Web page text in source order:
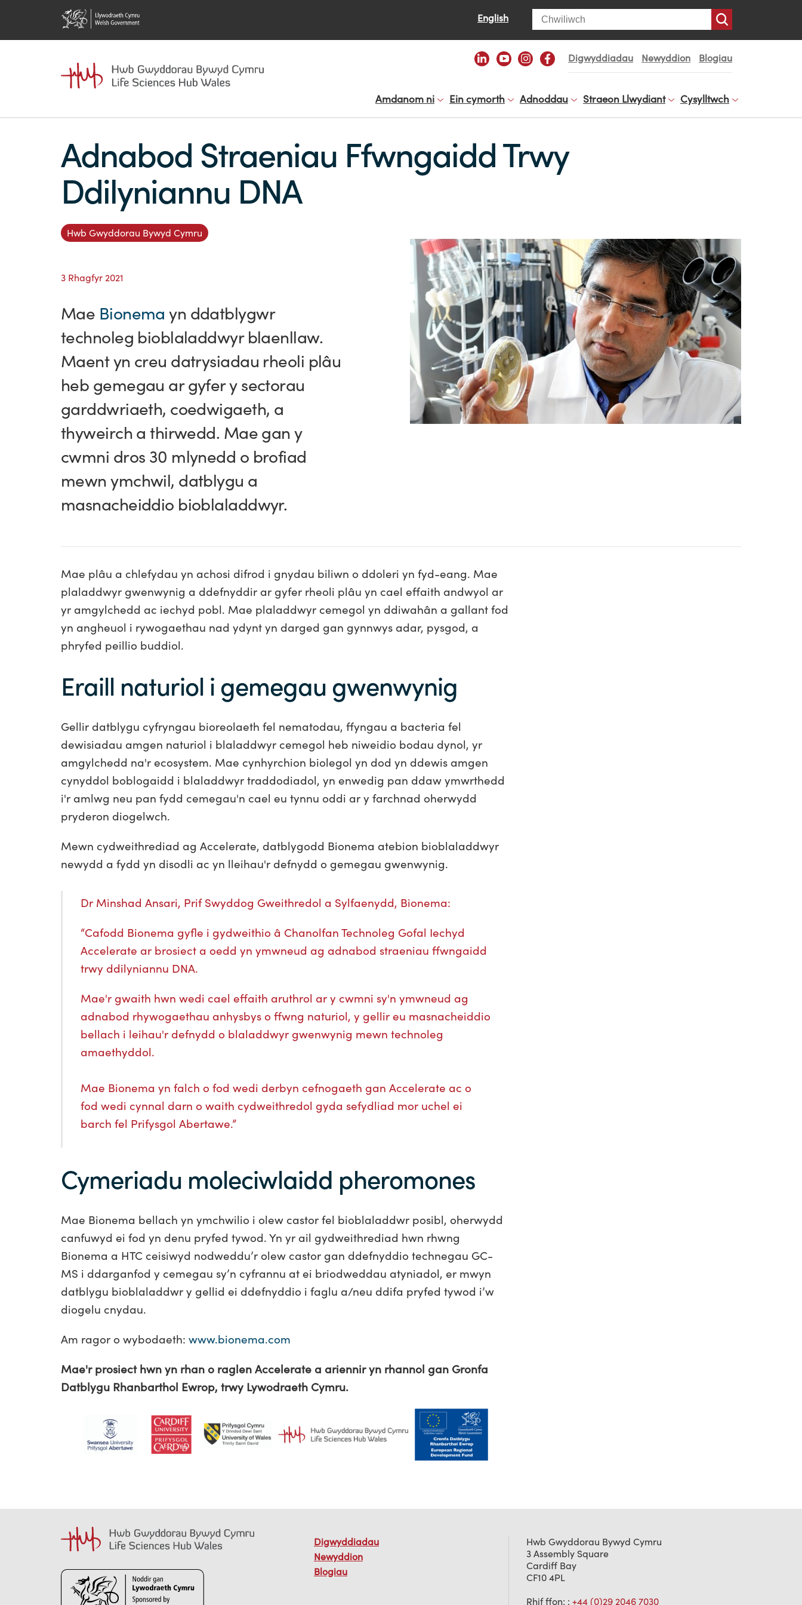
English Search
Digwyddiadau Newyddion Blogiau
Amdanom ni Ein cymorth Adnoddau Straeon Llwydiant Cysylltwch
Adnabod Straeniau Ffwngaidd Trwy
Ddilyniannu DNA
Hwb Gwyddorau Bywyd Cymru
3 Rhagfyr 2021
Mae Bionema yn ddatblygwr
technoleg bioblaladdwyr blaenllaw.
Maent yn creu datrysiadau rheoli plâu
heb gemegau ar gyfer y sectorau
garddwriaeth, coedwigaeth, a
thyweirch a thirwedd. Mae gan y
cwmni dros 30 mlynedd o brofiad
mewn ymchwil, datblygu a
masnacheiddio bioblaladdwyr.
Mae plâu a chlefydau yn achosi difrod i gnydau biliwn o ddoleri yn fyd-eang. Mae
plaladdwyr gwenwynig a ddefnyddir ar gyfer rheoli plâu yn cael effaith andwyol ar
yr amgylchedd ac iechyd pobl. Mae plaladdwyr cemegol yn ddiwahân a gallant fod
yn angheuol i rywogaethau nad ydynt yn darged gan gynnwys adar, pysgod, a
phryfed peillio buddiol.
Eraill naturiol i gemegau gwenwynig
Gellir datblygu cyfryngau bioreolaeth fel nematodau, ffyngau a bacteria fel
dewisiadau amgen naturiol i blaladdwyr cemegol heb niweidio bodau dynol, yr
amgylchedd na'r ecosystem. Mae cynhyrchion biolegol yn dod yn ddewis amgen
cynyddol boblogaidd i blaladdwyr traddodiadol, yn enwedig pan ddaw ymwrthedd
i'r amlwg neu pan fydd cemegau'n cael eu tynnu oddi ar y farchnad oherwydd
pryderon diogelwch.
Mewn cydweithrediad ag Accelerate, datblygodd Bionema atebion bioblaladdwyr
newydd a fydd yn disodli ac yn lleihau'r defnydd o gemegau gwenwynig.
Dr Minshad Ansari, Prif Swyddog Gweithredol a Sylfaenydd, Bionema:
“Cafodd Bionema gyfle i gydweithio â Chanolfan Technoleg Gofal Iechyd
Accelerate ar brosiect a oedd yn ymwneud ag adnabod straeniau ffwngaidd
trwy ddilyniannu DNA.
Mae'r gwaith hwn wedi cael effaith aruthrol ar y cwmni sy'n ymwneud ag
adnabod rhywogaethau anhysbys o ffwng naturiol, y gellir eu masnacheiddio
bellach i leihau'r defnydd o blaladdwyr gwenwynig mewn technoleg
amaethyddol.
Mae Bionema yn falch o fod wedi derbyn cefnogaeth gan Accelerate ac o
fod wedi cynnal darn o waith cydweithredol gyda sefydliad mor uchel ei
barch fel Prifysgol Abertawe.”
Cymeriadu moleciwlaidd pheromones
Mae Bionema bellach yn ymchwilio i olew castor fel bioblaladdwr posibl, oherwydd
canfuwyd ei fod yn denu pryfed tywod. Yn yr ail gydweithrediad hwn rhwng
Bionema a HTC ceisiwyd nodweddu’r olew castor gan ddefnyddio technegau GC-
MS i ddarganfod y cemegau sy’n cyfrannu at ei briodweddau atyniadol, er mwyn
datblygu bioblaladdwr y gellid ei ddefnyddio i faglu a/neu ddifa pryfed tywod i’w
diogelu cnydau.
Am ragor o wybodaeth: www.bionema.com
Mae'r prosiect hwn yn rhan o raglen Accelerate a ariennir yn rhannol gan Gronfa
Datblygu Rhanbarthol Ewrop, trwy Lywodraeth Cymru.
Digwyddiadau
Newyddion
Blogiau
Hwb Gwyddorau Bywyd Cymru
3 Assembly Square
Cardiff Bay
CF10 4PL
Rhif ffon: : +44 (0)29 2046 7030